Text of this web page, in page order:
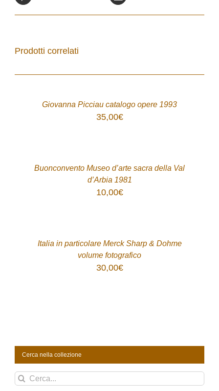
Prodotti correlati
Giovanna Picciau catalogo opere 1993
35,00€
Buonconvento Museo d’arte sacra della Val
d’Arbia 1981
10,00€
Italia in particolare Merck Sharp & Dohme
volume fotografico
30,00€
Cerca nella collezione
Cerca
per: